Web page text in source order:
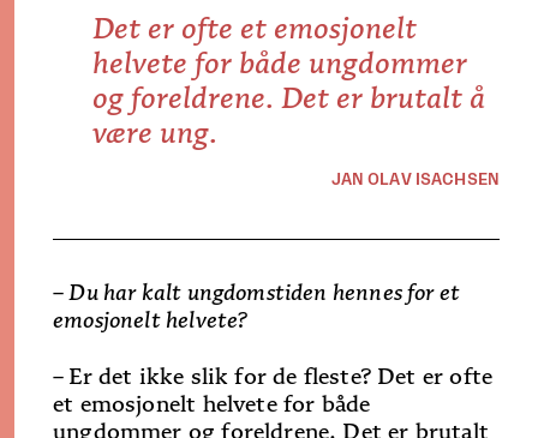
Det er ofte et emosjonelt
helvete for både ungdommer
og foreldrene. Det er brutalt å
være ung.
JAN OLAV ISACHSEN
– Du har kalt ungdomstiden hennes for et
emosjonelt helvete?
– Er det ikke slik for de fleste? Det er ofte
et emosjonelt helvete for både
ungdommer og foreldrene. Det er brutalt